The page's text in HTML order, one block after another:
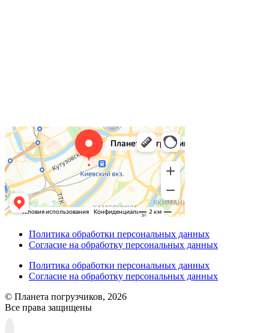
Политика обработки персональных данных
Согласие на обработку персональных данных
Политика обработки персональных данных
Согласие на обработку персональных данных
© Планета погрузчиков, 2026
Все права защищены